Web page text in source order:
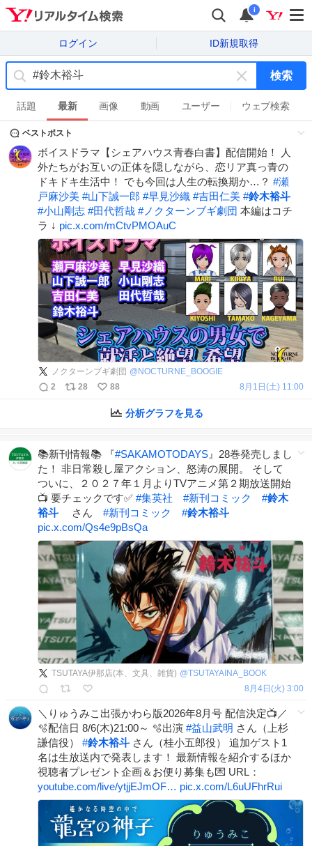
i
ログイン ID新規取得
キ
ー
ワ
ド
を
消
す
検索
話題 最新 画像 動画 ユーザー ウェブ検索
ベストポスト
ボイスドラマ【シェアハウス青春白書】配信開始！ 人
外たちがお互いの正体を隠しながら、恋リア真っ青の
ドキドキ生活中！ でも今回は人生の転換期か…？ #瀬
戸麻沙美 #山下誠一郎 #早見沙織 #吉田仁美 #鈴木裕斗
#小山剛志 #田代哲哉 #ノクターンブギ劇団 本編はコチ
ラ ↓ pic.x.com/mCtvPMOAuC
ノクターンブギ劇団 @ NOCTURNE_BOOGIE
2
28 88 8月1日(土) 11:00
分析グラフを見る
📚新刊情報📚 『#SAKAMOTODAYS 』28巻発売しまし
た！ 非日常殺し屋アクション、怒涛の展開。 そして
ついに、２０２７年１月よりTVアニメ第２期放送開始
📺 要チェックです✅ #集英社 #新刊コミック #鈴木
裕斗 さん #新刊コミック #鈴木裕斗
pic.x.com/Qs4e9pBsQa
TSUTAYA伊那店(本、文具、雑貨) @TSUTAYAINA_BOOK
8月4日(火) 3:00
＼りゅうみこ出張かわら版2026年8月号 配信決定📺／
🫧配信日 8/6(木)21:00～ 🫧出演 #益山武明 さん（上杉
謙信役） #鈴木裕斗 さん（桂小五郎役） 追加ゲスト1
名は生放送内で発表します！ 最新情報を紹介するほか
視聴者プレゼント企画＆お便り募集も💌 URL：
youtube.com/live/ytjjEJmOF… pic.x.com/L6uUFhrRui